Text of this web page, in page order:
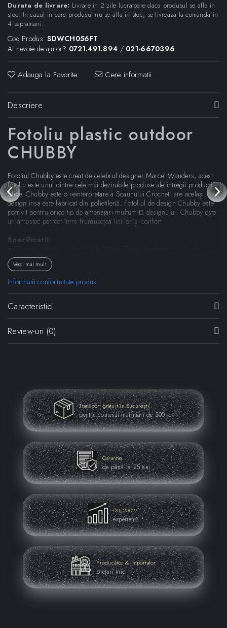
Durata de livrare: Livrare in 2 zile lucratoare daca produsul se afla in
stoc. In cazul in care produsul nu se afla in stoc, se livreaza la comanda in
4 saptamani.
Cod Produs: SDWCH056FT
Ai nevoie de ajutor? 0721.491.894 / 021-6670396
Adauga la Favorite Cere informatii
Descriere
Fotoliu plastic outdoor
CHUBBY
Fotoliul Chubby este creat de celebrul designer Marcel Wanders, acest
fotoliu este unul dintre cele mai dezirabile produse ale întregii producții
Slide. Chubby este o reinterpretare a Scaunului Crochet: are același
design insa este fabricat din polietilenă. Fotoliul de design Chubby este
potrivit pentru orice tip de amenajari multumită designului. Chubby este
un amestec perfect între frumusețea liniilor și confort.
Specificatii:
Albastru, Galben, Oranj, Rosu, Mov
● Material: Plastic
● Pentru exterior
● Curatarea suprafetelor cu usurinta
● Dimensiuni (LxAxH): 130 x 120 x 56 cm
● Latime: 130 cm
● Adancime: 120 cm
Model 3D
Vezi mai mult
Informatii conformitate produs
Caracteristici
Review-uri (0)
Transport gratuit în București
pentru comenzi mai mari de 300 lei
Garantie
de până la 25 ani
Din 2002
experiență
Producător & Importator
prețuri mici